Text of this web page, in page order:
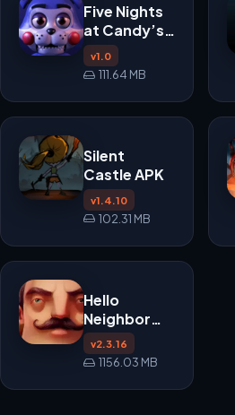
Five Nights
at Candy’s
APK
v1.0
111.64 MB
Silent
Castle APK
v1.4.10
102.31 MB
Hello
Neighbor
APK
v2.3.16
1156.03 MB